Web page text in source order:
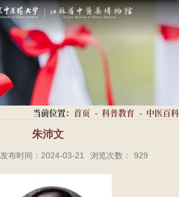
当前位置： 首页 - 科普教育 - 中医百科
朱沛文
发布时间：2024-03-21 浏览次数： 929